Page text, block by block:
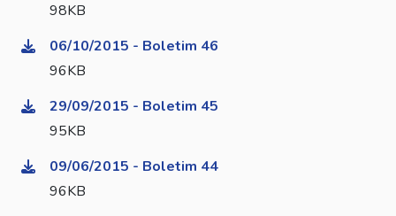
98KB
06/10/2015 - Boletim 46
96KB
29/09/2015 - Boletim 45
95KB
09/06/2015 - Boletim 44
96KB